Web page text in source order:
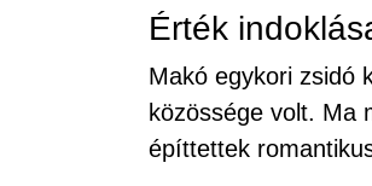
Érték
Makó egykori zsidó
közössége volt. Ma
építtettek